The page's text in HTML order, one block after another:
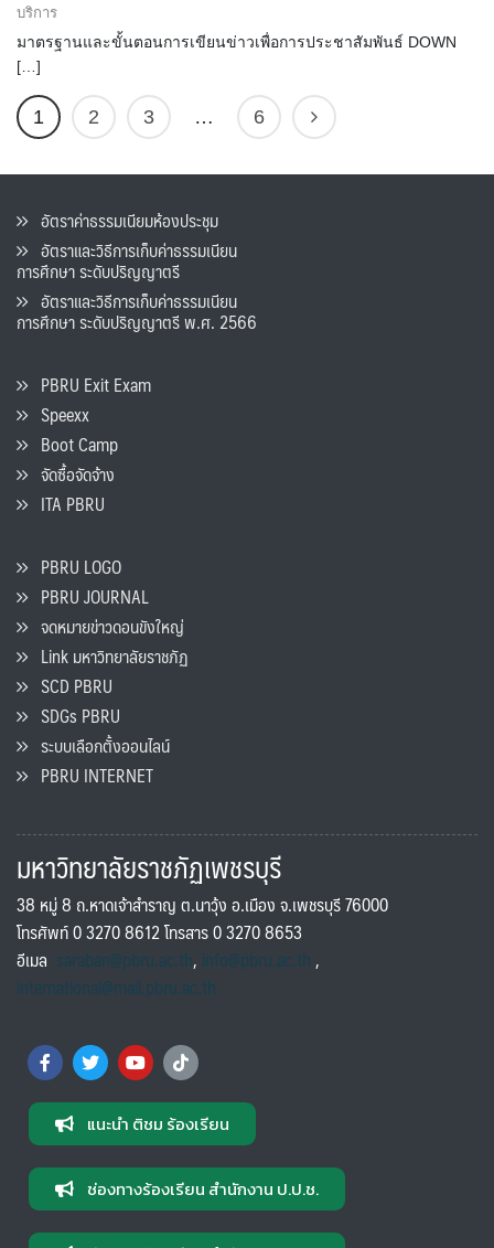
บริการ
มาตรฐานและขั้นตอนการเขียนข่าวเพื่อการประชาสัมพันธ์ DOWN
[…]
1 2 3 … 6
อัตราค่าธรรมเนียมห้องประชุม
อัตราและวิธีการเก็บค่าธรรมเนียน
การศึกษา ระดับปริญญาตรี
อัตราและวิธีการเก็บค่าธรรมเนียน
การศึกษา ระดับปริญญาตรี พ.ศ. 2566
PBRU Exit Exam
Speexx
Boot Camp
จัดซื้อจัดจ้าง
ITA PBRU
PBRU LOGO
PBRU JOURNAL
จดหมายข่าวดอนขังใหญ่
Link มหาวิทยาลัยราชภัฏ
SCD PBRU
SDGs PBRU
ระบบเลือกตั้งออนไลน์
PBRU INTERNET
มหาวิทยาลัยราชภัฏเพชรบุรี
38 หมู่ 8 ถ.หาดเจ้าสำราญ ต.นาวุ้ง อ.เมือง จ.เพชรบุรี 76000
โทรศัพท์ 0 3270 8612 โทรสาร 0 3270 8653
อีเมล saraban@pbru.ac.th, info@pbru.ac.th,
international@mail.pbru.ac.th
แนะนำ ติชม ร้องเรียน
ช่องทางร้องเรียน สำนักงาน ป.ป.ช.